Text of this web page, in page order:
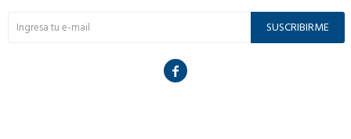
SUSCRIBIRME
